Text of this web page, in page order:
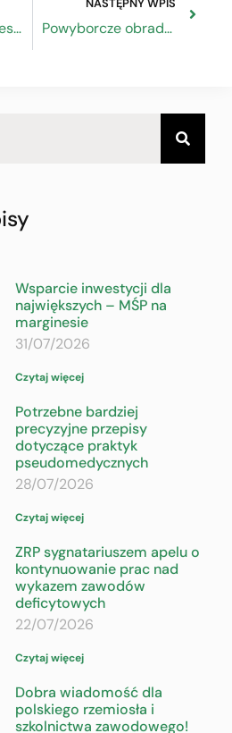
Urodzinowy sukces Prezesa
NASTĘPNY WPIS
Powyborcze obrady Zarządu
Wsparcie inwestycji dla
największych – MŚP na
marginesie
31/07/2026
Czytaj więcej
Potrzebne bardziej
precyzyjne przepisy
dotyczące praktyk
pseudomedycznych
28/07/2026
Czytaj więcej
ZRP sygnatariuszem apelu o
kontynuowanie prac nad
wykazem zawodów
deficytowych
22/07/2026
Czytaj więcej
Dobra wiadomość dla
polskiego rzemiosła i
szkolnictwa zawodowego!